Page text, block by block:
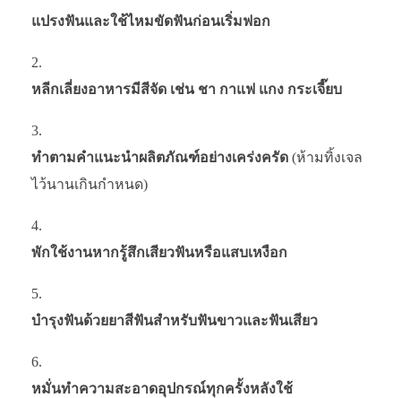
แปรงฟันและใช้ไหมขัดฟันก่อนเริ่มฟอก
หลีกเลี่ยงอาหารมีสีจัด เช่น ชา กาแฟ แกง กระเจี๊ยบ
ทำตามคำแนะนำผลิตภัณฑ์อย่างเคร่งครัด (ห้ามทิ้งเจล
ไว้นานเกินกำหนด)
พักใช้งานหากรู้สึกเสียวฟันหรือแสบเหงือก
บำรุงฟันด้วยยาสีฟันสำหรับฟันขาวและฟันเสียว
หมั่นทำความสะอาดอุปกรณ์ทุกครั้งหลังใช้